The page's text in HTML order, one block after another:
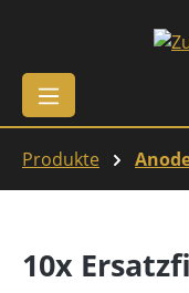
Zum Hauptinhalt
Produkte
10x